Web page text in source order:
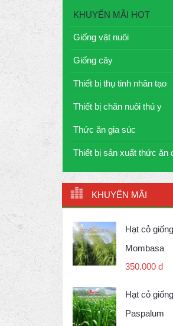
KHUYẾN MÃI HOT
Giống vật nuôi
Giống cây
Thiết bị thụ tinh nhân tạo
Thiết bị chăn nuôi thú y
Thức ăn gia súc
Thiết bị sản xuất thức ăn
KHUYẾN MÃI
Hạt cỏ giống
Mombasa
350.000 đ
Hạt cỏ
Paspalum